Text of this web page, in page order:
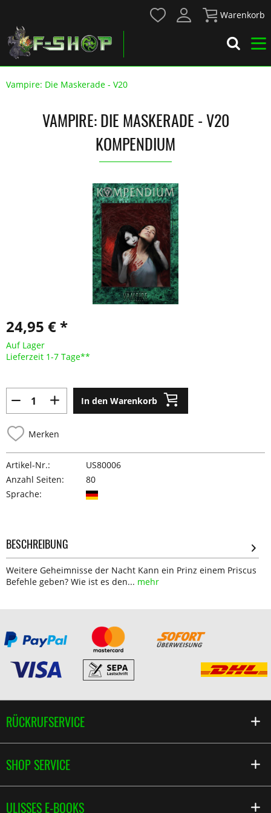
Warenkorb
Vampire: Die Maskerade - V20
VAMPIRE: DIE MASKERADE - V20
KOMPENDIUM
24,95 € *
Auf Lager
Lieferzeit 1-7 Tage**
In den Warenkorb
Merken
Artikel-Nr.:
US80006
Anzahl Seiten:
80
Sprache:
BESCHREIBUNG
Weitere Geheimnisse der Nacht Kann ein Prinz einem Priscus
Befehle geben? Wie ist es den... mehr
RÜCKRUFSERVICE
SHOP SERVICE
ULISSES E-BOOKS